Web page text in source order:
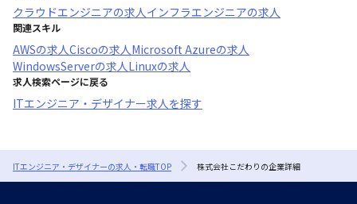
クラウドエンジニアの求人 インフラエンジニアの求人
関連スキル
AWSの求人Ciscoの求人 Microsoft Azureの求人
WindowsServerの求人 Linuxの求人
求人検索ページに戻る
ITエンジニア・デザイナー求人を探す
ITエンジニア・デザイナーの求人・転職TOP 株式会社こだわりの企業詳細